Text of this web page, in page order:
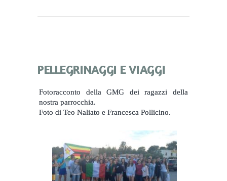
PELLEGRINAGGI E VIAGGI
Fotoracconto della GMG dei ragazzi della
nostra parrocchia.
Foto di Teo Naliato e Francesca Pollicino.